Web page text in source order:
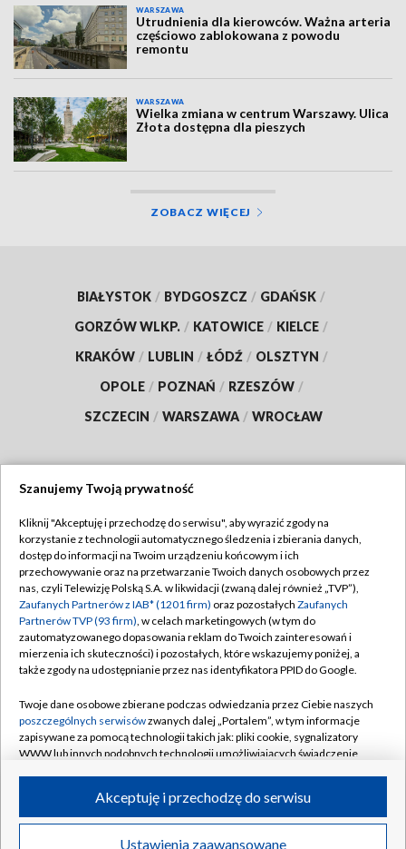
WARSZAWA
Utrudnienia dla kierowców. Ważna arteria
częściowo zablokowana z powodu
remontu
WARSZAWA
Wielka zmiana w centrum Warszawy. Ulica
Złota dostępna dla pieszych
ZOBACZ WIĘCEJ
BIAŁYSTOK / BYDGOSZCZ / GDAŃSK /
GORZÓW WLKP. / KATOWICE / KIELCE /
KRAKÓW / LUBLIN / ŁÓDŹ / OLSZTYN /
OPOLE / POZNAŃ / RZESZÓW /
SZCZECIN / WARSZAWA / WROCŁAW
TVP
Abonament TVP
Emisja w TVP
Centrum informacji TVP
Naziemna Telewizja Cyfrowa
Rada Programowa
System NOS
Informacje o nadawcy
Program dla prasy
Regulamin TVP
Polityka prywatności
Moje zgody
Pomoc
Kontakt
Kanały
©2026 Telewizja Polska S.A. w likwidacji
Szanujemy Twoją prywatność
Kliknij "Akceptuję i przechodzę do serwisu", aby wyrazić zgody na
korzystanie z technologii automatycznego śledzenia i zbierania danych,
dostęp do informacji na Twoim urządzeniu końcowym i ich
przechowywanie oraz na przetwarzanie Twoich danych osobowych przez
nas, czyli Telewizję Polską S.A. w likwidacji (zwaną dalej również „TVP”),
Zaufanych Partnerów z IAB* (1201 firm) oraz pozostałych Zaufanych
Partnerów TVP (93 firm), w celach marketingowych (w tym do
zautomatyzowanego dopasowania reklam do Twoich zainteresowań i
mierzenia ich skuteczności) i pozostałych, które wskazujemy poniżej, a
także zgody na udostępnianie przez nas identyfikatora PPID do Google.
Twoje dane osobowe zbierane podczas odwiedzania przez Ciebie naszych
poszczególnych serwisówzwanych dalej „Portalem”, w tym informacje
zapisywane za pomocą technologii takich jak: pliki cookie, sygnalizatory
WWW lub innych podobnych technologii umożliwiających świadczenie
ruchu w Internecie.
Twoje dane osobowe zbierane podczas odwiedzania przez Ciebie
Ustawienia zaawansowane
Akceptuję i przechodzę do serwisu